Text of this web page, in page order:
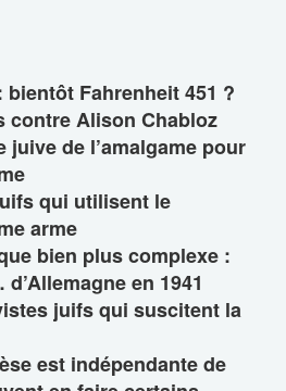
bientôt Fahrenheit 451 ?
contre Alison Chabloz
juive de l’amalgame pour
qui utilisent le
arme
bien plus complexe :
en 1941
juifs qui suscitent la
est indépendante de